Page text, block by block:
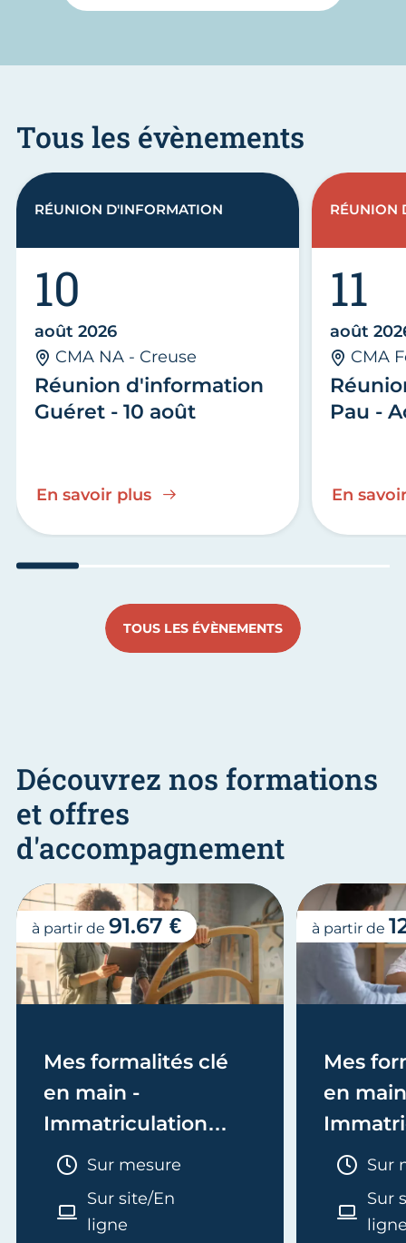
Tous les évènements
Réunion d'information
Guéret - 10 août
10
août 2026
CMA NA - Creuse
En savoir plus
RÉUNION D'INFORMATION
Pau -
11
août
CMA
En
RÉUNION
TOUS LES ÉVÈNEMENTS
Découvrez nos formations
et offres
d'accompagnement
Mes formalités clé
en main -
Immatriculation
(EI/Micro-entreprise
Durée :
Sur mesure
Sur site/En
ligne
à partir de 91.67 €
Mes
en
Sur
Sur
à partir de